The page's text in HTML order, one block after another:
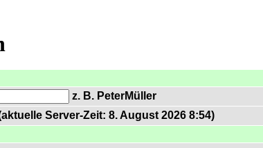
z. B. PeterMüller
Server-Zeit: 8. August 2026 8:54)